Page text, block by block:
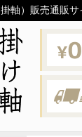
軸）販売通販サ